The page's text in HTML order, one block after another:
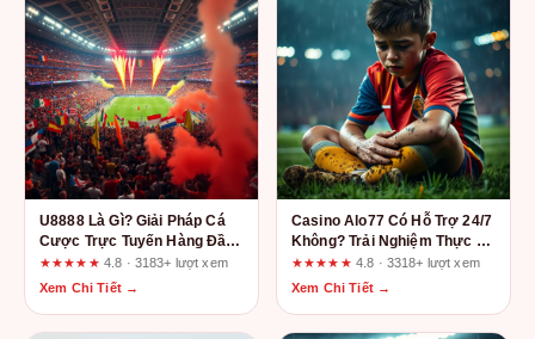
U8888 Là Gì? Giải Pháp Cá
Cược Trực Tuyến Hàng Đầu
Cho Người Việt
★★★★★ 4.8 · 3183+ lượt xem
Xem Chi Tiết →
Casino Alo77 Có Hỗ Trợ 24/7
Không? Trải Nghiệm Thực Tế
Từ Một Tay Chơi Lâu Năm
★★★★★ 4.8 · 3318+ lượt xem
Xem Chi Tiết →